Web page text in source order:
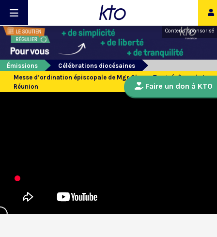
Contenu sponsorisé
Émissions
Célébrations diocésaines
Messe d’ordination épiscopale de Mgr Chane-Teng, évêque de La
Réunion
Faire un don à KTO